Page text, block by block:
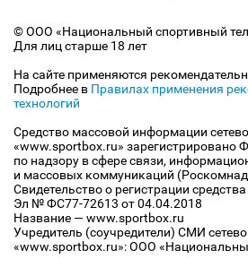
© ООО «Национальный спортивный
Для лиц старше 18 лет
На сайте применяются
Подробнее в Правилах применения
технологий
Средство массовой информации
«www.sportbox.ru» зарегистрировано
по надзору в сфере связи,
и массовых коммуникаций
Свидетельство о регистрации
Эл № ФС77-72613 от 04.04.2018
Название — www.sportbox.ru
Учредитель (соучредители) СМИ
«www.sportbox.ru»: ООО